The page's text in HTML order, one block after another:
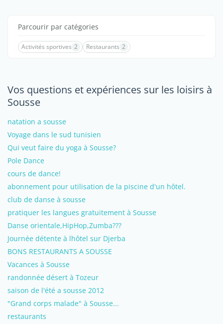
Parcourir par catégories
Activités sportives 2 Restaurants 2
Vos questions et expériences sur les loisirs à
Sousse
natation a sousse
Voyage dans le sud tunisien
Qui veut faire du yoga à Sousse?
Pole Dance
cours de dance!
abonnement pour utilisation de la piscine d'un hôtel.
club de danse à sousse
pratiquer les langues gratuitement à Sousse
Danse orientale,HipHop,Zumba???
Journée détente à lhôtel sur Djerba
BONS RESTAURANTS A SOUSSE
Vacances à Sousse
randonnée désert à Tozeur
saison de l'été a sousse 2012
"Grand corps malade" à Sousse...
restaurants